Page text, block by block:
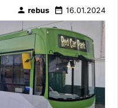
person rebus date_range 16.01.2024